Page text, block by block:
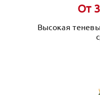
От
Высокая